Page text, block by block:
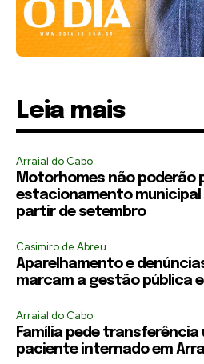
Leia mais
Arraial do Cabo
Motorhomes não poderão
estacionamento municipal
partir de setembro
Casimiro de Abreu
Aparelhamento e
marcam a gestão pública
Arraial do Cabo
Família pede
paciente internado em